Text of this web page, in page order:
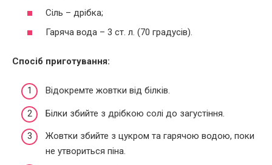
Сіль – дрібка;
Гаряча вода – 3 ст. л. (70 градусів).
Спосіб приготування:
Відокремте жовтки від білків.
Білки збийте з дрібкою солі до загустіння.
Жовтки збийте з цукром та гарячою водою, поки
не утвориться піна.